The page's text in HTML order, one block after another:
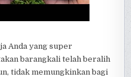
Anda yang super
barangkali telah beralih
tidak memungkinkan bagi